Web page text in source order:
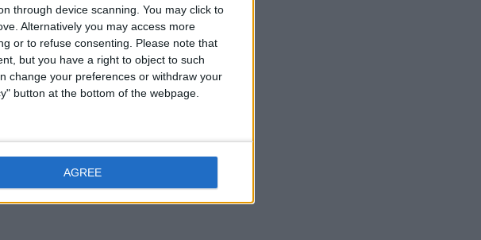
through device scanning. You may click to
Alternatively you may access more
or to refuse consenting.
Please note that
but you have a right to object to such
change your preferences or withdraw your
button at the bottom of the webpage.
AGREE